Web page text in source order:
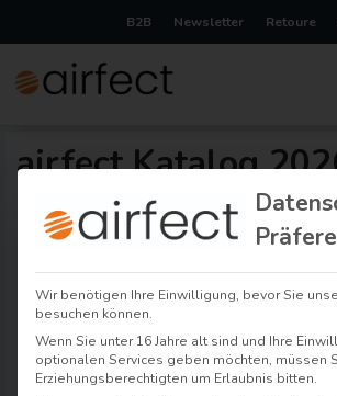
B2B Newsletter Retoure
airfect Katalog
Wir benötigen Ihre Einwilligung, bevor Sie
besuchen können.
Wenn Sie unter 16 Jahre alt sind und Ihre
optionalen Services geben möchten, müssen
Erziehungsberechtigten um Erlaubnis bitten.